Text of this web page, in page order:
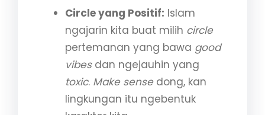
Circle yang Positif: Islam
ngajarin kita buat milih circle
pertemanan yang bawa good
vibesdan ngejauhin yang
toxic. Make sensedong, kan
lingkungan itu ngebentuk